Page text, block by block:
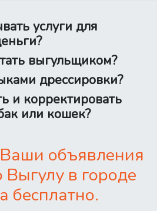
услуги для
выгульщиком?
дрессировки?
и корректировать
или кошек?
объявления
Выгулу в городе
бесплатно.